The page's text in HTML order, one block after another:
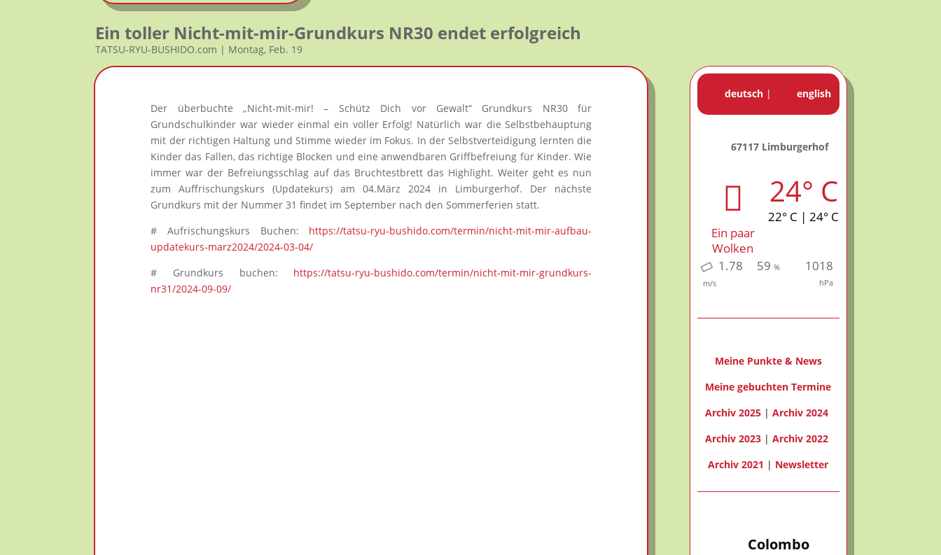
Ein toller Nicht-mit-mir-Grundkurs NR30 endet erfolgreich
TATSU-RYU-BUSHIDO.com | Montag, Feb. 19
Der überbuchte „Nicht-mit-mir! – Schütz Dich vor Gewalt“ Grundkurs NR30 für
Grundschulkinder war wieder einmal ein voller Erfolg! Natürlich war die Selbstbehauptung
mit der richtigen Haltung und Stimme wieder im Fokus. In der Selbstverteidigung lernten die
Kinder das Fallen, das richtige Blocken und eine anwendbaren Griffbefreiung für Kinder. Wie
immer war der Befreiungsschlag auf das Bruchtestbrett das Highlight. Weiter geht es nun
zum Auffrischungskurs (Updatekurs) am 04.März 2024 in Limburgerhof. Der nächste
Grundkurs mit der Nummer 31 findet im September nach den Sommerferien statt.
# Aufrischungskurs Buchen: https://tatsu-ryu-bushido.com/termin/nicht-mit-mir-aufbau-
updatekurs-marz2024/2024-03-04/
# Grundkurs buchen: https://tatsu-ryu-bushido.com/termin/nicht-mit-mir-grundkurs-
nr31/2024-09-09/
deutsch | english
67117 Limburgerhof
Ein paar
Wolken
24° C
22° C | 24° C
1.78
m/s
59 % 1018
hPa
Meine Punkte & News
Meine gebuchten Termine
Archiv 2025 |Archiv 2024
Archiv 2023 |Archiv 2022
Archiv 2021 | Newsletter
Colombo